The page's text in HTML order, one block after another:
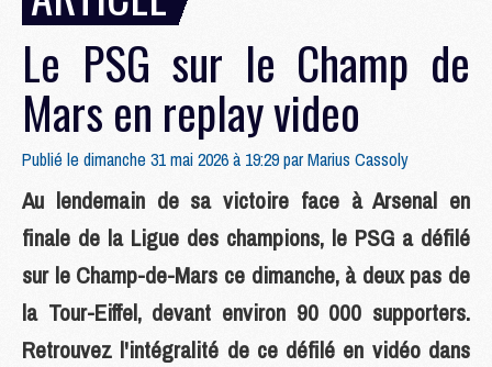
Le PSG sur le Champ de
Mars en replay video
Publié le dimanche 31 mai 2026 à 19:29 parMarius Cassoly
Au lendemain de sa victoire face à Arsenal en
finale de la Ligue des champions, le PSG a défilé
sur le Champ-de-Mars ce dimanche, à deux pas de
la Tour-Eiffel, devant environ 90 000 supporters.
Retrouvez l'intégralité de ce défilé en vidéo dans